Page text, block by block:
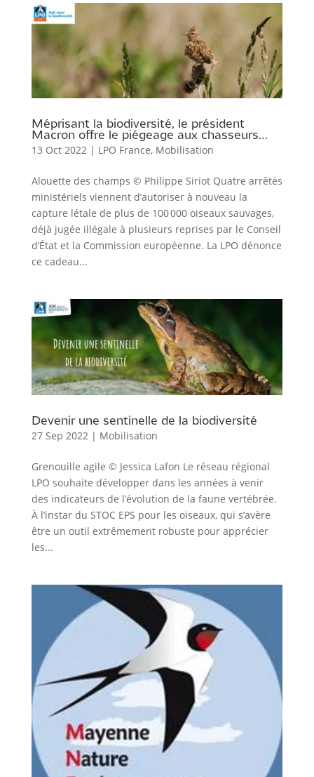
Méprisant la biodiversité, le président
Macron offre le piégeage aux chasseurs…
13 Oct 2022| LPO France, Mobilisation
Alouette des champs © Philippe Siriot Quatre arrêtés
ministériels viennent d’autoriser à nouveau la
capture létale de plus de 100 000 oiseaux sauvages,
déjà jugée illégale à plusieurs reprises par le Conseil
d’État et la Commission européenne. La LPO dénonce
ce cadeau...
Devenir une sentinelle de la biodiversité
27 Sep 2022 | Mobilisation
Grenouille agile © Jessica Lafon Le réseau régional
LPO souhaite développer dans les années à venir
des indicateurs de l’évolution de la faune vertébrée.
À l’instar du STOC EPS pour les oiseaux, qui s’avère
être un outil extrêmement robuste pour apprécier
les...